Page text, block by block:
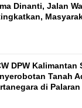
Dinanti, Jalan
DPW Kalimantan
Tanah
di